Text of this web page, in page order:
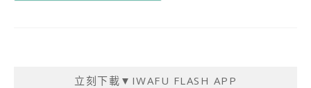
立刻下載▼IWAFU FLASH APP